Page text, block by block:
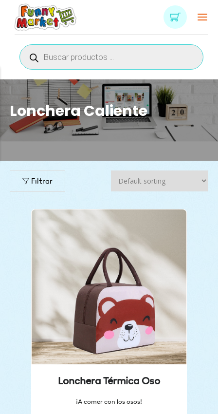
Búsqueda
de
productos
Lonchera Caliente
Filtrar
Lonchera Térmica Oso
¡A comer con los osos!